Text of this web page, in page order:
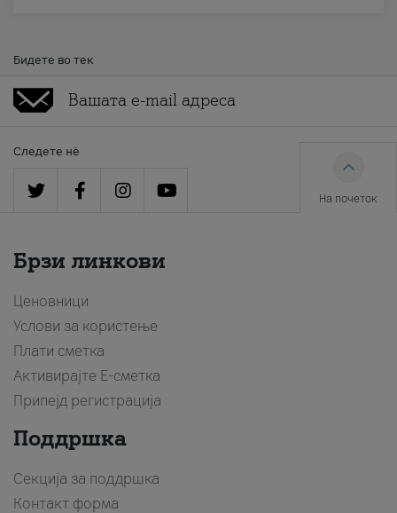
Бидете во тек
Следете нè
На почеток
Брзи линкови
Ценовници
Услови за користење
Плати сметка
Активирајте Е-сметка
Припејд регистрација
Поддршка
Секција за поддршка
Контакт форма